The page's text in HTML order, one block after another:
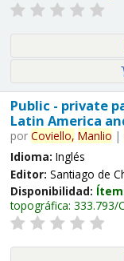
Public - private
Latin America
por Coviello, Manlio |
Idioma: Inglés
Editor: Santiago de
Disponibilidad:
topográfica: 333.793/